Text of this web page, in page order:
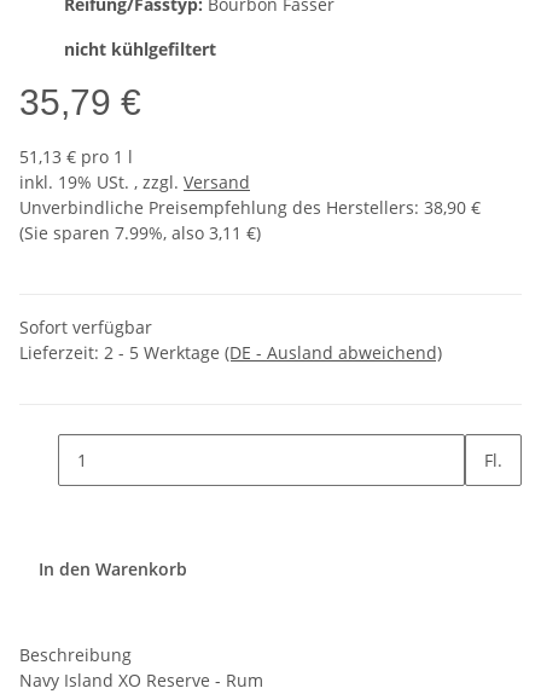
nicht kühlgefiltert
35,79 €
51,13 € pro 1 l
inkl. 19% USt. , zzgl. Versand
Unverbindliche Preisempfehlung des Herstellers: 38,90 €
(Sie sparen 7.99%, also 3,11 €)
Sofort verfügbar
Lieferzeit: 2 - 5 Werktage (DE - Ausland abweichend)
Fl.
In den Warenkorb
Beschreibung
Navy Island XO Reserve - Rum